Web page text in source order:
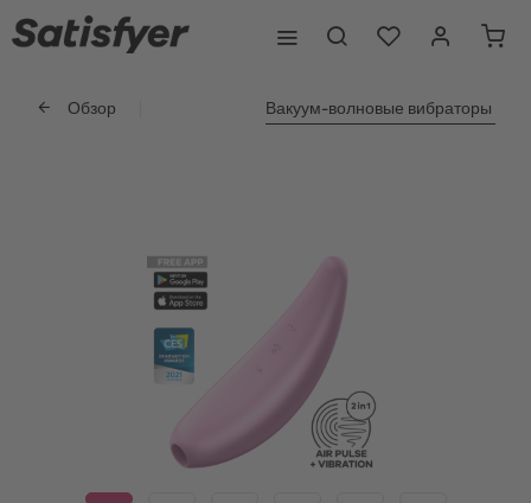
Обзор Вакуум-волновые вибраторы